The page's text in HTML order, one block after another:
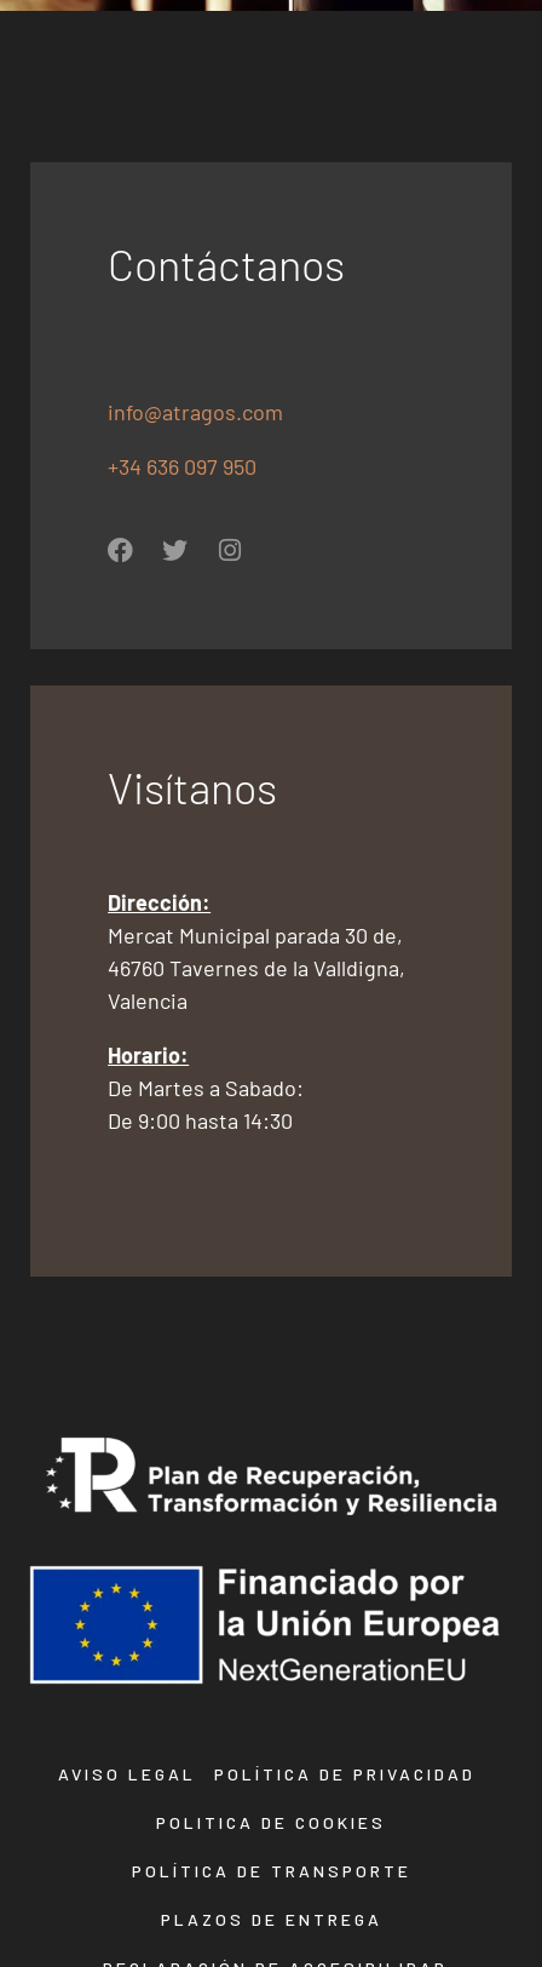
Contáctanos
info@atragos.com
+34 636 097 950
Visítanos
Dirección:
Mercat Municipal parada 30 de,
46760 Tavernes de la Valldigna,
Valencia
Horario:
De Martes a Sabado:
De 9:00 hasta 14:30
AVISO LEGAL POLÍTICA DE PRIVACIDAD
POLITICA DE COOKIES
POLÍTICA DE TRANSPORTE
PLAZOS DE ENTREGA